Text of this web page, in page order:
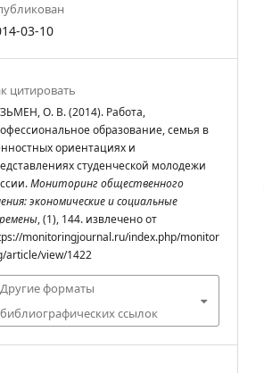
03-10
цитировать
О. В. (2014). Работа,
образование, семья в
ориентациях и
студенческой молодежи
Мониторинг общественного
экономические и социальные
, (1), 144. извлечено от
monitoringjournal.ru/index.php/monitor
article/view/1422
Другие форматы
библиографических ссылок